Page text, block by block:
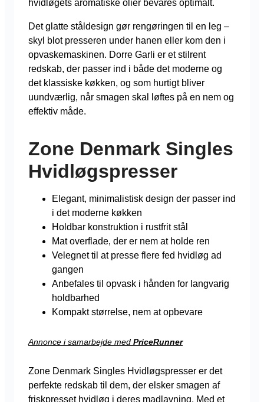
hvidløgets aromatiske olier bevares optimalt.
Det glatte ståldesign gør rengøringen til en leg –
skyl blot presseren under hanen eller kom den i
opvaskemaskinen. Dorre Garli er et stilrent
redskab, der passer ind i både det moderne og
det klassiske køkken, og som hurtigt bliver
uundværlig, når smagen skal løftes på en nem og
effektiv måde.
Zone Denmark Singles
Hvidløgspresser
Elegant, minimalistisk design der passer ind
i det moderne køkken
Holdbar konstruktion i rustfrit stål
Mat overflade, der er nem at holde ren
Velegnet til at presse flere fed hvidløg ad
gangen
Anbefales til opvask i hånden for langvarig
holdbarhed
Kompakt størrelse, nem at opbevare
Annonce i samarbejde med PriceRunner
Zone Denmark Singles Hvidløgspresser er det
perfekte redskab til dem, der elsker smagen af
friskpresset hvidløg i deres madlavning. Med et